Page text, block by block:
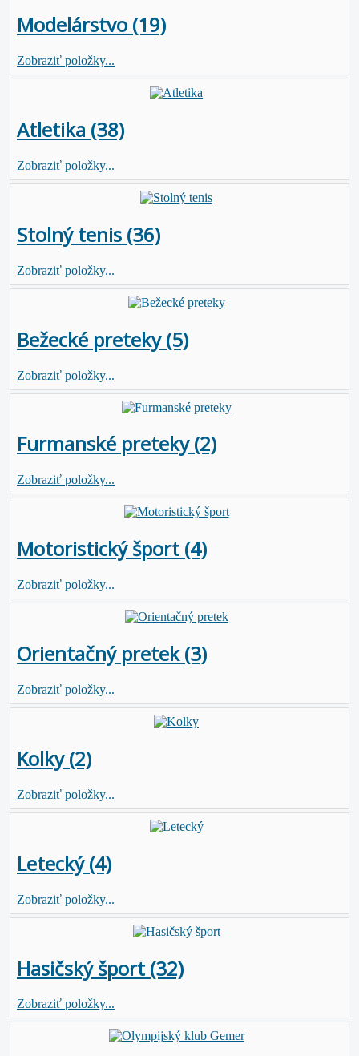
Modelárstvo (19)
Zobraziť položky...
Atletika (38)
Zobraziť položky...
Stolný tenis (36)
Zobraziť položky...
Bežecké preteky (5)
Zobraziť položky...
Furmanské preteky (2)
Zobraziť položky...
Motoristický šport (4)
Zobraziť položky...
Orientačný pretek (3)
Zobraziť položky...
Kolky (2)
Zobraziť položky...
Letecký (4)
Zobraziť položky...
Hasičský šport (32)
Zobraziť položky...